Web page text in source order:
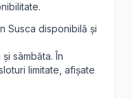
Susca disponibilă și
sâmbăta. În
limitate, afișate